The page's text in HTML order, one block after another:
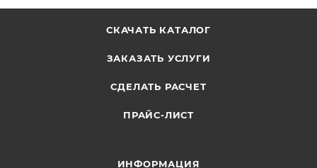
СКАЧАТЬ КАТАЛОГ
ЗАКАЗАТЬ УСЛУГИ
СДЕЛАТЬ РАСЧЕТ
ПРАЙС-ЛИСТ
ИНФОРМАЦИЯ